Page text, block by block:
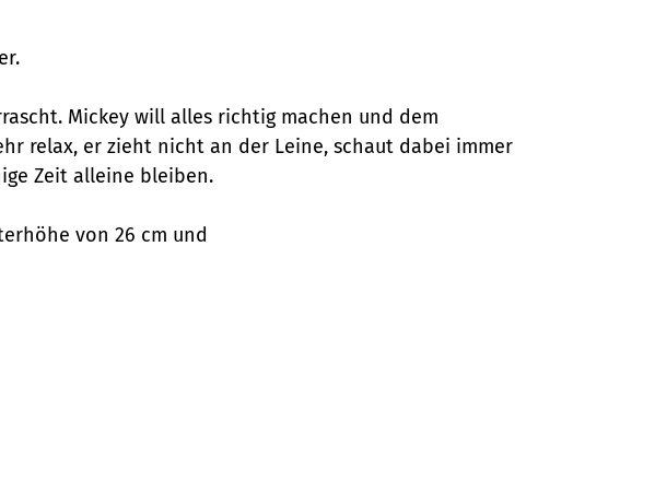
Mickey will alles richtig machen und dem
relax, er zieht nicht an der Leine, schaut dabei immer
Zeit alleine bleiben.
von 26 cm und